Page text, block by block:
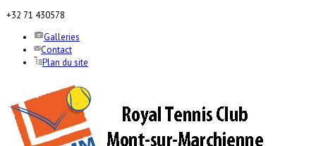
+32 71 430578
Galleries
Contact
Plan du site